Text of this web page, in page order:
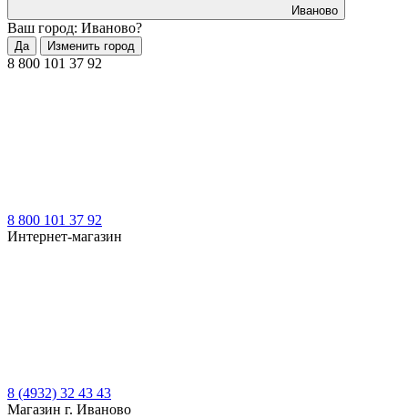
Иваново
Ваш город: Иваново?
Да Изменить город
8 800 101 37 92
8 800 101 37 92
Интернет-магазин
8 (4932) 32 43 43
Магазин г. Иваново